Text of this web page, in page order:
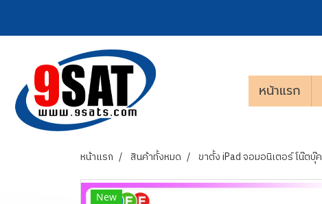
หน้าแรก
หน้าแรก สินค้าทั้งหมด ขาตั้ง iPad จอมอนิเตอร์ โน๊ตบุ๊ค
New